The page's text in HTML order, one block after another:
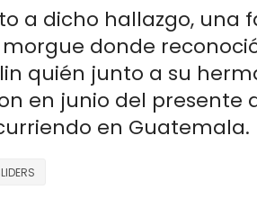
a dicho hallazgo, una
donde
quién junto a su
en junio del presente
en Guatemala.